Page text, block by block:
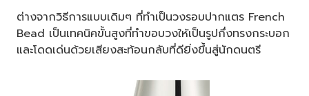
ต่างจากวิธีการแบบเดิมๆ ที่ทำเป็นวงรอบปากแตร French
Bead เป็นเทคนิคขั้นสูงที่ทำขอบวงให้เป็นรูปกึ่งทรงกระบอก
และโดดเด่นด้วยเสียงสะท้อนกลับที่ดียิ่งขึ้นสู่นักดนตรี